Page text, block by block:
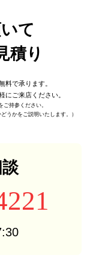
て
積り
料で承ります。
にご来店ください。
ご持参ください。
うかをご説明いたします。）